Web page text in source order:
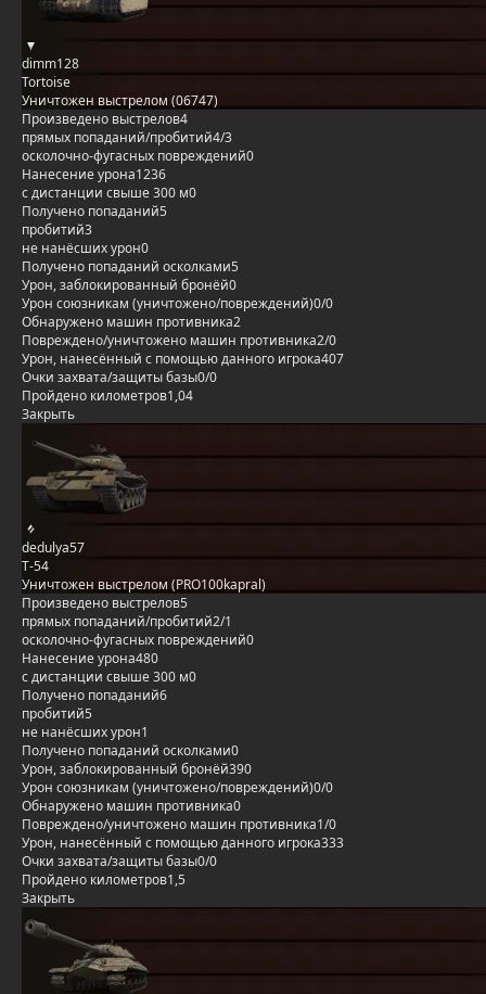
dimm128
Tortoise
Уничтожен выстрелом (06747)
Произведено выстрелов4
прямых попаданий/пробитий4/3
осколочно-фугасных повреждений0
Нанесение урона1236
с дистанции свыше 300 м0
Получено попаданий5
пробитий3
не нанёсших урон0
Получено попаданий осколками5
Урон, заблокированный бронёй0
Урон союзникам (уничтожено/повреждений)0/0
Обнаружено машин противника2
Повреждено/уничтожено машин противника2/0
Урон, нанесённый с помощью данного игрока407
Очки захвата/защиты базы0/0
Пройдено километров1,04
Закрыть
dedulya57
Т-54
Уничтожен выстрелом (PRO100kapral)
Произведено выстрелов5
прямых попаданий/пробитий2/1
осколочно-фугасных повреждений0
Нанесение урона480
с дистанции свыше 300 м0
Получено попаданий6
пробитий5
не нанёсших урон1
Получено попаданий осколками0
Урон, заблокированный бронёй390
Урон союзникам (уничтожено/повреждений)0/0
Обнаружено машин противника0
Повреждено/уничтожено машин противника1/0
Урон, нанесённый с помощью данного игрока333
Очки захвата/защиты базы0/0
Пройдено километров1,5
Закрыть